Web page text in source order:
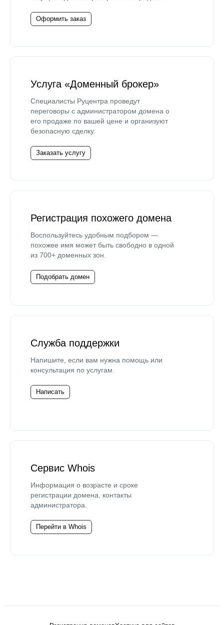
Оформить заказ
Услуга «Доменный брокер»
Специалисты Руцентра проведут
переговоры с администратором домена о
его продаже по вашей цене и организуют
безопасную сделку.
Заказать услугу
Регистрация похожего домена
Воспользуйтесь удобным подбором —
похожее имя может быть свободно в одной
из 700+ доменных зон.
Подобрать домен
Служба поддержки
Напишите, если вам нужна помощь или
консультация по услугам.
Написать
Сервис Whois
Информация о возрасте и сроке
регистрации домена, контакты
администратора.
Перейти в Whois